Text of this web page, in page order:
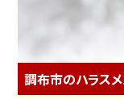
調布市のハラスメ